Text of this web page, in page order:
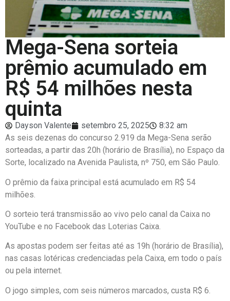
Mega-Sena sorteia
prêmio acumulado em
R$ 54 milhões nesta
quinta
Dayson Valente setembro 25, 2025
8:32 am
As seis dezenas do concurso 2.919 da Mega-Sena serão
sorteadas, a partir das 20h (horário de Brasília), no Espaço da
Sorte, localizado na Avenida Paulista, nº 750, em São Paulo.
O prêmio da faixa principal está acumulado em R$ 54
milhões.
O sorteio terá transmissão ao vivo pelo canal da Caixa no
YouTube e no Facebook das Loterias Caixa.
As apostas podem ser feitas até as 19h (horário de Brasília),
nas casas lotéricas credenciadas pela Caixa, em todo o país
ou pela internet.
O jogo simples, com seis números marcados, custa R$ 6.